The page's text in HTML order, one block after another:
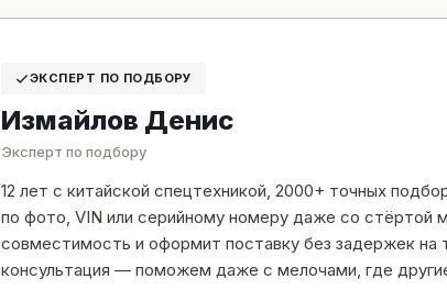
ЭКСПЕРТ ПО ПОДБОРУ
Измайлов Денис
Эксперт по подбору
12 лет с китайской спецтехникой, 2000+ точных
по фото, VIN или серийному номеру даже со стёртой
совместимость и оформит поставку без задержек на
консультация — поможем даже с мелочами, где